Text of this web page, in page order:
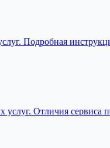
Подробная
услуг. Отличия